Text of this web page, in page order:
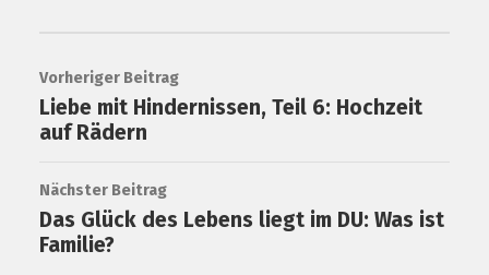
Vorheriger Beitrag
Liebe mit Hindernissen, Teil 6: Hochzeit
auf Rädern
Nächster Beitrag
Das Glück des Lebens liegt im DU: Was ist
Familie?